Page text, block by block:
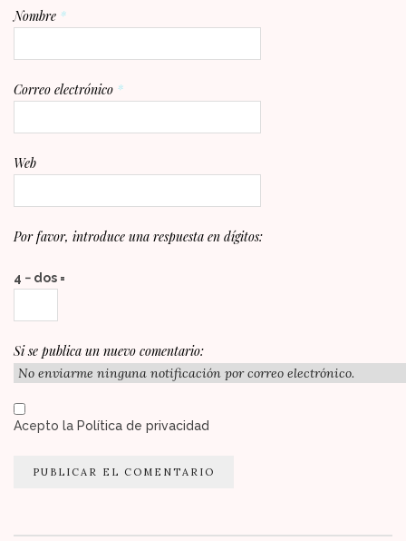
Nombre *
Correo electrónico *
Web
Por favor, introduce una respuesta en dígitos:
4 − dos =
Si se publica un nuevo comentario:
Acepto la Política de privacidad